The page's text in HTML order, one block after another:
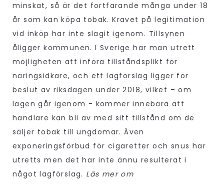
minskat, så är det fortfarande många under 18
år som kan köpa tobak. Kravet på legitimation
vid inköp har inte slagit igenom. Tillsynen
åligger kommunen. I Sverige har man utrett
möjligheten att införa tillståndsplikt för
näringsidkare, och ett lagförslag ligger för
beslut av riksdagen under 2018, vilket – om
lagen går igenom - kommer innebära att
handlare kan bli av med sitt tillstånd om de
säljer tobak till ungdomar. Även
exponeringsförbud för cigaretter och snus har
utretts men det har inte ännu resulterat i
något lagförslag. Läs mer om